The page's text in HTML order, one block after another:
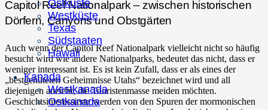
Ostküste
Westküste
Texas
Südstaaten
Hawaii
Kanada
Westkanada
Ostkanada
Capitol Reef Nationalpark – zwischen historischen
Dörfern, Canyons und Obstgärten
Auch wenn der Capitol Reef Nationalpark vielleicht nicht so häufig
besucht wird wie andere Nationalparks, bedeutet das nicht, dass er
weniger interessant ist. Es ist kein Zufall, dass er als eines der
„bestgehüteten Geheimnisse Utahs“ bezeichnet wird und all
diejenigen anzieht, die Touristenmasse meiden möchten.
Geschichtsinteressierte werden von den Spuren der mormonischen